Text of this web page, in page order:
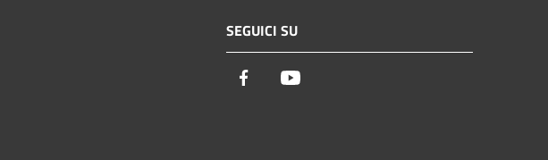
SEGUICI SU
Facebook